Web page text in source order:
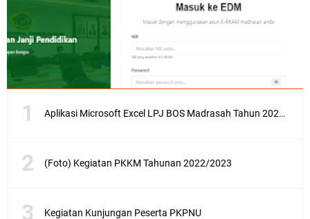
Aplikasi Microsoft Excel LPJ BOS Madrasah Tahun 2021/2022
(Foto) Kegiatan PKKM Tahunan 2022/2023
Kegiatan Kunjungan Peserta PKPNU